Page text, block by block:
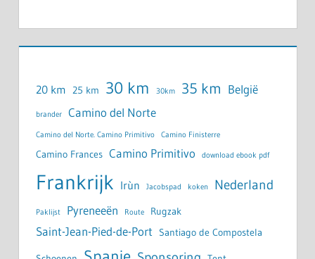
20 km 25 km 30 km 30km 35 km België
brander Camino del Norte
Camino del Norte. Camino Primitivo Camino Finisterre
Camino Frances Camino Primitivo download ebook pdf
Frankrijk Irùn Jacobspad koken Nederland
Paklijst Pyreneeën Route Rugzak
Saint-Jean-Pied-de-Port Santiago de Compostela